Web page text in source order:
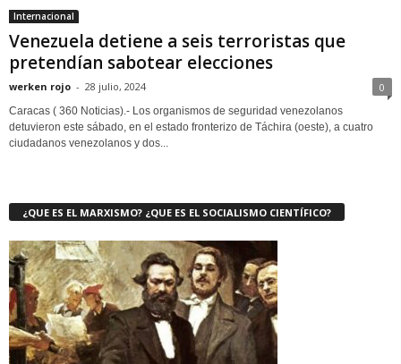
Internacional
Venezuela detiene a seis terroristas que
pretendían sabotear elecciones
werken rojo - 28 julio, 2024 0
Caracas ( 360 Noticias).- Los organismos de seguridad venezolanos
detuvieron este sábado, en el estado fronterizo de Táchira (oeste), a cuatro
ciudadanos venezolanos y dos...
¿QUE ES EL MARXISMO? ¿QUE ES EL SOCIALISMO CIENTÍFICO?